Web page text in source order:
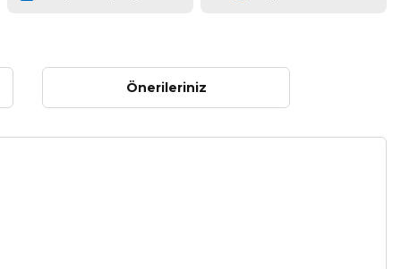
Önerileriniz